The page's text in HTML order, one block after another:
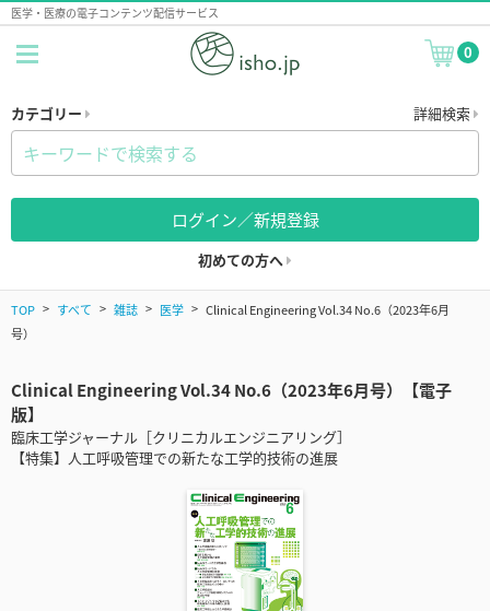
医学・医療の電子コンテンツ配信サービス
0
カテゴリー 詳細検索
ログイン／新規登録
初めての方へ
TOP すべて 雑誌 医学
Clinical Engineering Vol.34 No.6（2023年6月
号）
Clinical Engineering Vol.34 No.6（2023年6月号）【電子
版】
臨床工学ジャーナル［クリニカルエンジニアリング］
【特集】人工呼吸管理での新たな工学的技術の進展